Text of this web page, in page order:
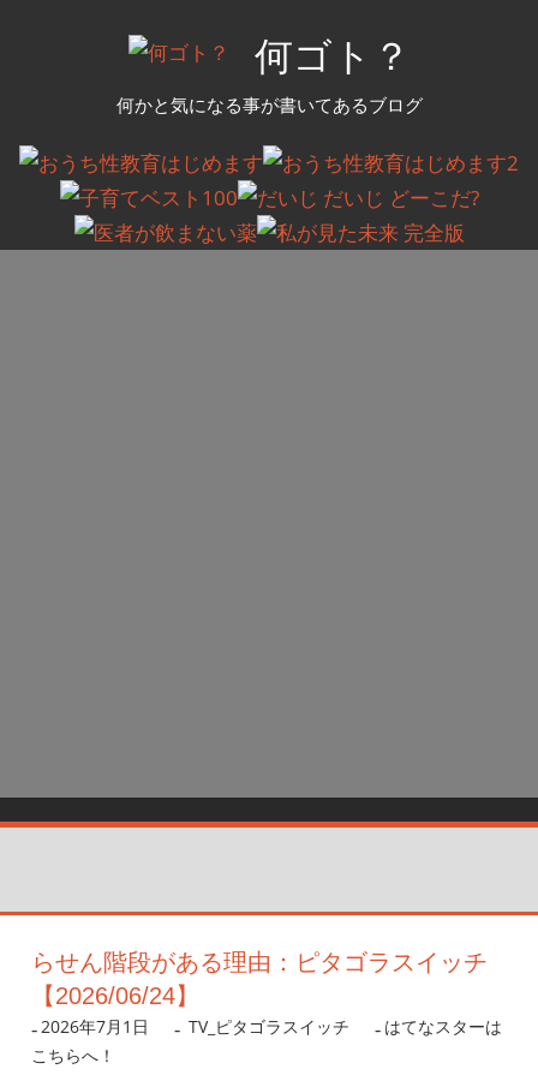
ツ
何ゴト？
何かと気になる事が書いてあるブログ
らせん階段がある理由：ピタゴラスイッチ
【2026/06/24】
2026年7月1日 nanigoto
TV_ピタゴラスイッチ
はてなスターは
こちらへ！